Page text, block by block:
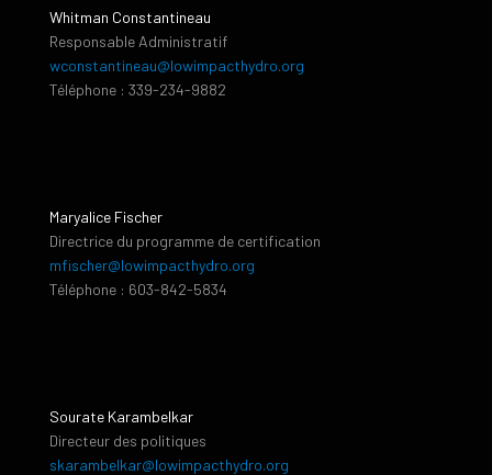
Whitman Constantineau
Responsable Administratif
wconstantineau@lowimpacthydro.org
Téléphone : 339-234-9882
Maryalice Fischer
Directrice du programme de certification
mfischer@lowimpacthydro.org
Téléphone : 603-842-5834
Sourate Karambelkar
Directeur des politiques
skarambelkar@lowimpacthydro.org